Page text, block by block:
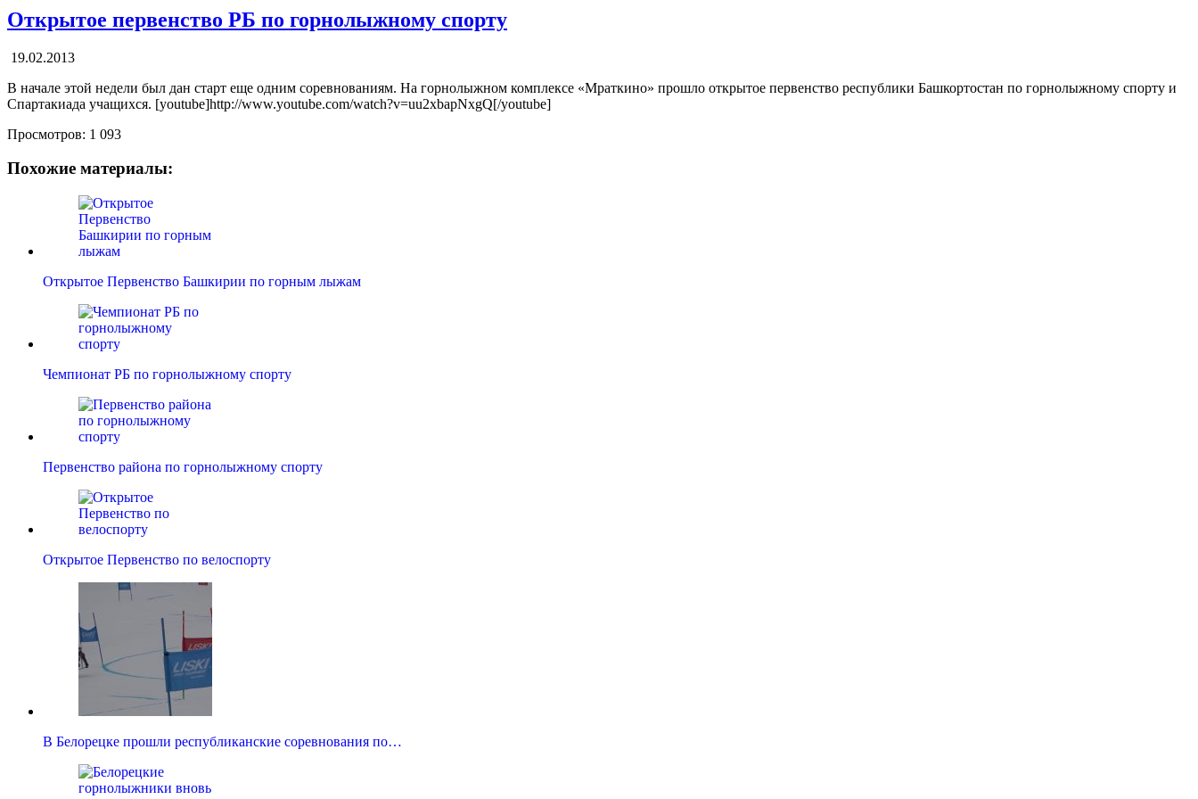
Открытое первенство РБ по горнолыжному спорту
19.02.2013
В начале этой недели был дан старт еще одним соревнованиям. На горнолыжном комплексе «Мраткино» прошло открытое первенство республики Башкортостан по горнолыжному спорту и
Спартакиада учащихся. [youtube]http://www.youtube.com/watch?v=uu2xbapNxgQ[/youtube]
Просмотров: 1 093
Похожие материалы:
Открытое Первенство Башкирии по горным лыжам
Чемпионат РБ по горнолыжному спорту
Первенство района по горнолыжному спорту
Открытое Первенство по велоспорту
В Белорецке прошли республиканские соревнования по…